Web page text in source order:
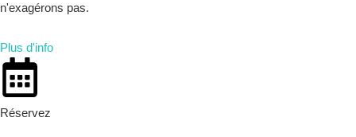
n'exagérons pas.
Plus d'info
Réservez